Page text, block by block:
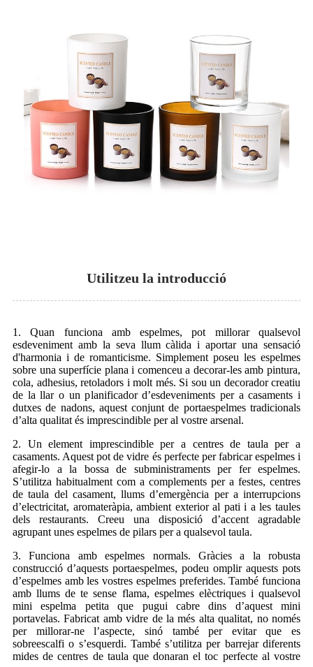
Utilitzeu la introducció
1. Quan funciona amb espelmes, pot millorar qualsevol
esdeveniment amb la seva llum càlida i aportar una sensació
d'harmonia i de romanticisme. Simplement poseu les espelmes
sobre una superfície plana i comenceu a decorar-les amb pintura,
cola, adhesius, retoladors i molt més. Si sou un decorador creatiu
de la llar o un planificador d’esdeveniments per a casaments i
dutxes de nadons, aquest conjunt de portaespelmes tradicionals
d’alta qualitat és imprescindible per al vostre arsenal.
2. Un element imprescindible per a centres de taula per a
casaments. Aquest pot de vidre és perfecte per fabricar espelmes i
afegir-lo a la bossa de subministraments per fer espelmes.
S’utilitza habitualment com a complements per a festes, centres
de taula del casament, llums d’emergència per a interrupcions
d’electricitat, aromateràpia, ambient exterior al pati i a les taules
dels restaurants. Creeu una disposició d’accent agradable
agrupant unes espelmes de pilars per a qualsevol taula.
3. Funciona amb espelmes normals. Gràcies a la robusta
construcció d’aquests portaespelmes, podeu omplir aquests pots
d’espelmes amb les vostres espelmes preferides. També funciona
amb llums de te sense flama, espelmes elèctriques i qualsevol
mini espelma petita que pugui cabre dins d’aquest mini
portavelas. Fabricat amb vidre de la més alta qualitat, no només
per millorar-ne l’aspecte, sinó també per evitar que es
sobreescalfi o s’esquerdi. També s’utilitza per barrejar diferents
mides de centres de taula que donaran el toc perfecte al vostre